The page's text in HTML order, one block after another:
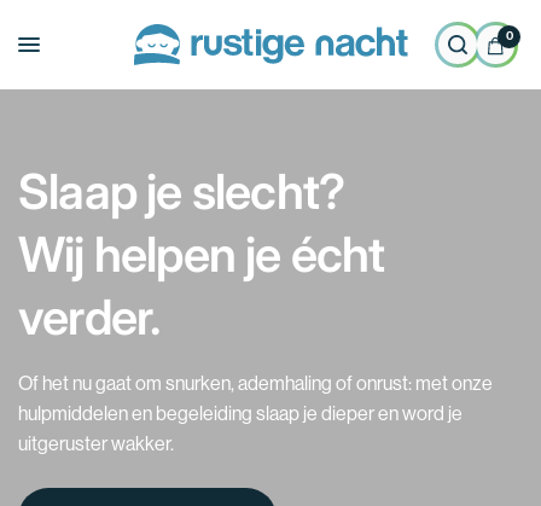
0
Slaap je slecht?
Wij helpen je écht
verder.
Of het nu gaat om snurken, ademhaling of onrust: met onze
hulpmiddelen en begeleiding slaap je dieper en word je
uitgeruster wakker.